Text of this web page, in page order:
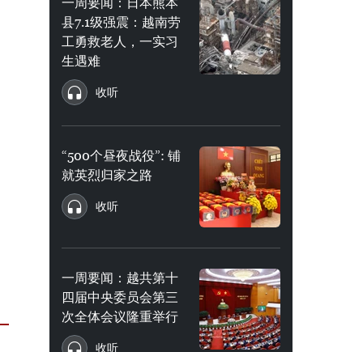
县7.1级强震：越南劳
工勇救老人，一实习
生遇难
收听
“500个昼夜战役”: 铺
就英烈归家之路
收听
一周要闻：越共第十
四届中央委员会第三
次全体会议隆重举行
收听